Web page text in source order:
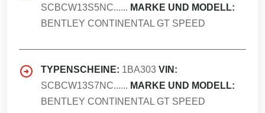
SCBCW13S5NC...... MARKE UND MODELL:
BENTLEY CONTINENTAL GT SPEED
TYPENSCHEINE: 1BA303 VIN:
SCBCW13S7NC...... MARKE UND MODELL:
BENTLEY CONTINENTAL GT SPEED